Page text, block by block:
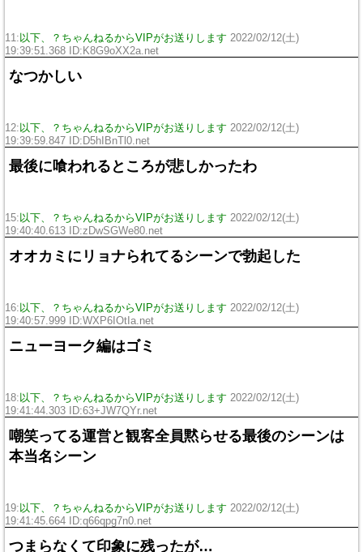
11: 以下、？ちゃんねるからVIPがお送りします 2022/02/12(土)
19:39:51.368 ID:K8G9oXX2a.net
なつかしい
12: 以下、？ちゃんねるからVIPがお送りします 2022/02/12(土)
19:39:59.847 ID:D5hIBnTl0.net
最後に喰われるところが悲しかったわ
15: 以下、？ちゃんねるからVIPがお送りします 2022/02/12(土)
19:40:40.613 ID:zDwSGWe80.net
オオカミにリョナられてるシーンで勃起した
16: 以下、？ちゃんねるからVIPがお送りします 2022/02/12(土)
19:40:57.999 ID:WXP6IOtIa.net
ニューヨーク編はゴミ
18: 以下、？ちゃんねるからVIPがお送りします 2022/02/12(土)
19:41:44.303 ID:63+JW7QYr.net
嘲笑ってる運営と観客全員黙らせる最後のシーンは
本当名シーン
19: 以下、？ちゃんねるからVIPがお送りします 2022/02/12(土)
19:41:45.664 ID:q66qpg7n0.net
つまらなくて印象に残ったが…